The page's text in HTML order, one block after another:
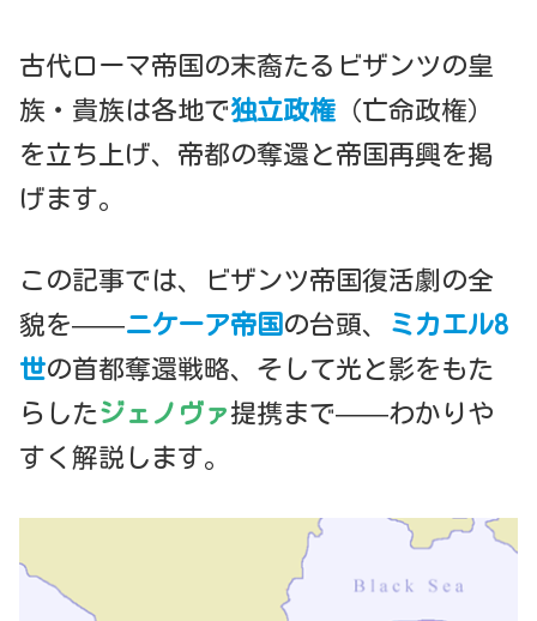
古代ローマ帝国の末裔たるビザンツの皇
族・貴族は各地で独立政権 （亡命政権）
を立ち上げ、帝都の奪還と帝国再興を掲
げます。
この記事では、ビザンツ帝国復活劇の全
貌を——ニケーア帝国 の台頭、
ミカエル8
世の首都奪還戦略、そして光と影をもた
らしたジェノヴァ提携まで——わかりや
すく解説します。